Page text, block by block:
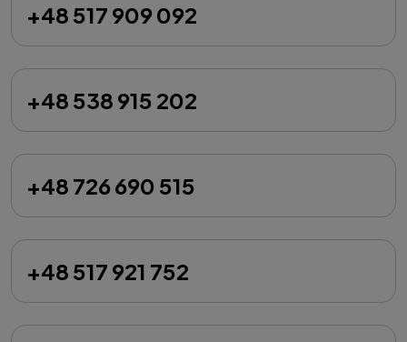
+48 517 909 092
+48 538 915 202
+48 726 690 515
+48 517 921 752